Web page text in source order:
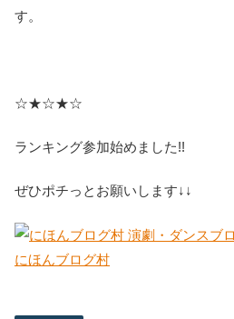
す。
☆★☆★☆
ランキング参加始めました!!
ぜひポチっとお願いします↓↓
にほんブログ村